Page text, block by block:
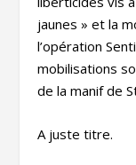
jaunes » et la
l’opération
mobilisations
de la manif de
A juste titre.